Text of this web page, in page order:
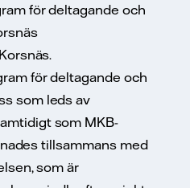
för deltagande och
för deltagande och
som leds av
som MKB-
tillsammans med
som är